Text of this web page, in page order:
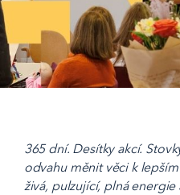
365 dní. Desítky akcí.
odvahu měnit věci k
živá, pulzující, plná